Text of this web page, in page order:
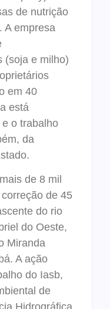
de nutrição
A empresa
(soja e milho)
em 40
está
o trabalho
da
de 8 mil
de 45
do rio
do Oeste,
Miranda
A ação
do Iasb,
de